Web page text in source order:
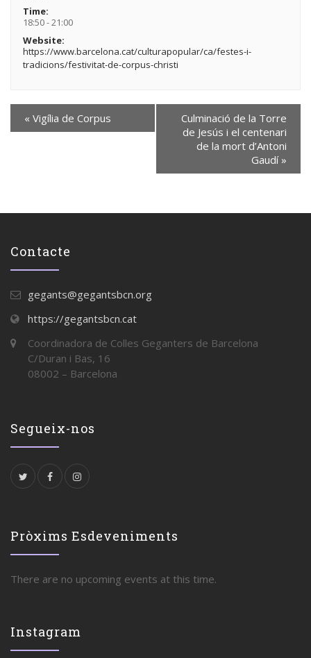
Time:
18:50 - 21:00
Website:
https://www.barcelona.cat/culturapopular/ca/festes-i-
tradicions/festivitat-de-corpus-christi
« Vigília de Corpus
Culminació de la Torre
de Jesús i el centenari
de la mort d’Antoni
Gaudí »
Contacte
gegants@gegantsbcn.org
https://gegantsbcn.cat
Coordinadora de Colles Geganters de Barcelona
C/Duran i Bas, 16
08002 – Barcelona
Segueix-nos
Pròxims Esdeveniments
There are no upcoming events at this time.
Instagram